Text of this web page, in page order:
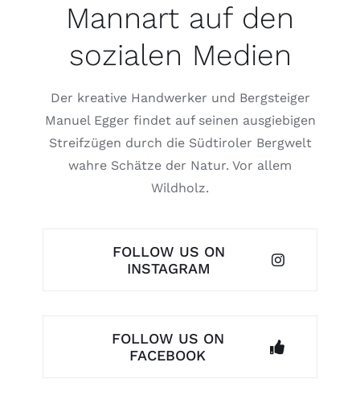
Mannart auf den
sozialen Medien
Der kreative Handwerker und Bergsteiger
Manuel Egger findet auf seinen ausgiebigen
Streifzügen durch die Südtiroler Bergwelt
wahre Schätze der Natur. Vor allem
Wildholz.
FOLLOW US ON
INSTAGRAM
FOLLOW US ON
FACEBOOK